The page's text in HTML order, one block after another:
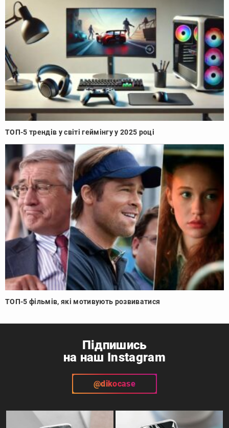
ТОП-5 трендів у світі геймінгу у 2025 році
ТОП-5 фільмів, які мотивують розвиватися
Підпишись
на наш Instagram
@dikocase